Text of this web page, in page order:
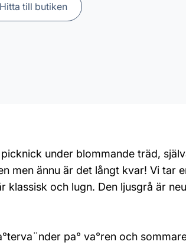
Hitta till butiken
under blommande träd,
men ännu är det långt kvar! Vi tar
och lugn. Den ljusgrå är
pa° va°ren och